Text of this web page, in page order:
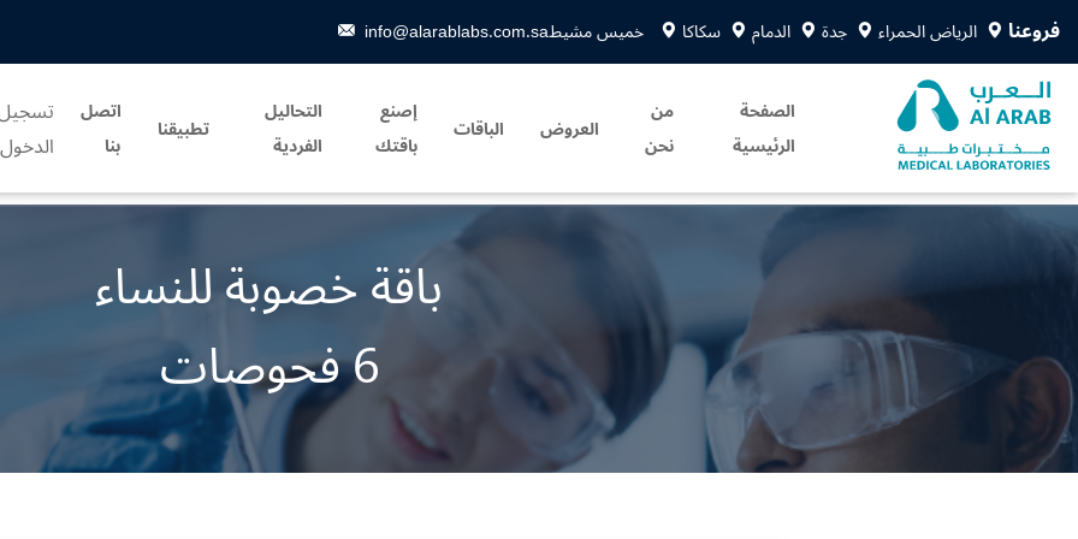
فروعنا الرياض الحمراء جدة الدمام سكاكا خميس مشيطinfo@alarablabs.com.sa
الصفحة
الرئيسية
من
نحن
العروض الباقات
إصنع
باقتك
التحاليل
الفردية
تطبيقنا
اتصل
بنا
الدخول
باقة خصوبة للنساء
6 فحوصات